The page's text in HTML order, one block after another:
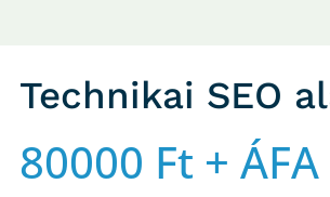
Technikai SEO
80000 Ft + ÁFA